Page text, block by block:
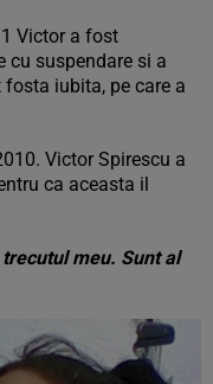
Victor a fost
cu suspendare si a
iubita, pe care a
Victor Spirescu a
ca aceasta il
meu. Sunt al